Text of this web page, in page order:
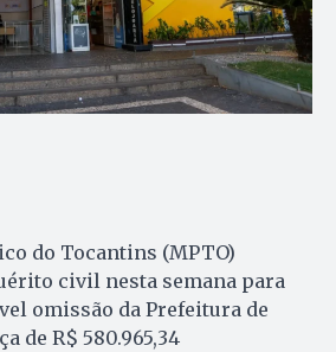
do Tocantins (MPTO)
civil nesta semana para
omissão da Prefeitura de
de R$ 580.965,34